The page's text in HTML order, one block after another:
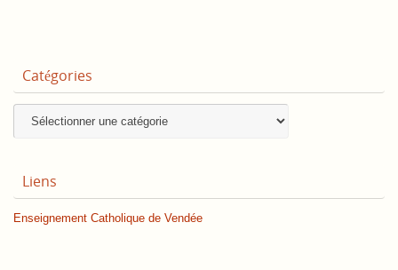
Catégories
Liens
Enseignement Catholique de Vendée